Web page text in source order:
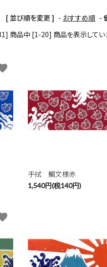
ス
[ 並び順を変更 ] - おすすめ順 -
商品中 [1-20] 商品を表示してい
手拭 鯛文様赤
1,540円(税140円)